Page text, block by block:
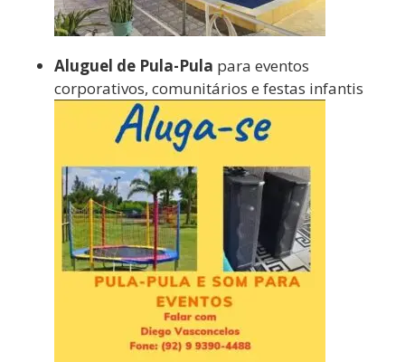
Aluguel de Pula-Pula para eventos
corporativos, comunitários e festas infantis